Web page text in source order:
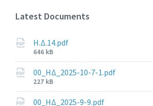
Latest Documents
Η.Δ.14.pdf
File
size:
646 kB
00_ΗΔ_2025-10-7-1.pdf
File
size:
227 kB
00_ΗΔ_2025-9-9.pdf